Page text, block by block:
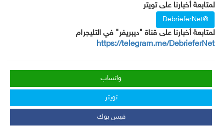
لمتابعة أخبارنا على تويتر
@DebrieferNet
لمتابعة أخبارنا على قناة "ديبريفر" في التليجرام
https://telegram.me/DebrieferNet
واتساب
تويتر
فيس بوك